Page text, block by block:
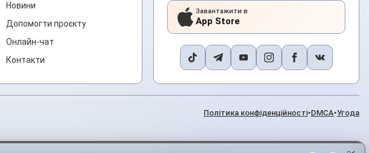
Новини
Допомогти проєкту
Онлайн-чат
Контакти
Завантажити в
App Store
Політика конфіденційності•DMCA•Угода